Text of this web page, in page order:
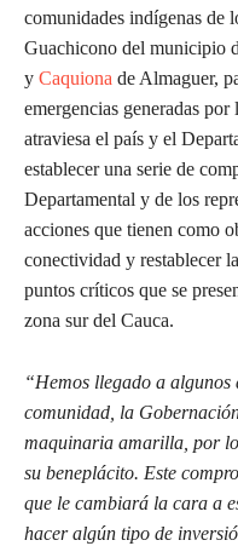
comunidades indígenas de
Guachicono del municipio
y Caquiona de Almaguer,
emergencias generadas
atraviesa el país y el
establecer una serie de
Departamental y de los
acciones que tienen como
conectividad y restablecer
puntos críticos que se
zona sur del Cauca.
“Hemos llegado a algunos
comunidad, la
maquinaria amarilla, por
su beneplácito. Este
que le cambiará la cara a
hacer algún tipo de